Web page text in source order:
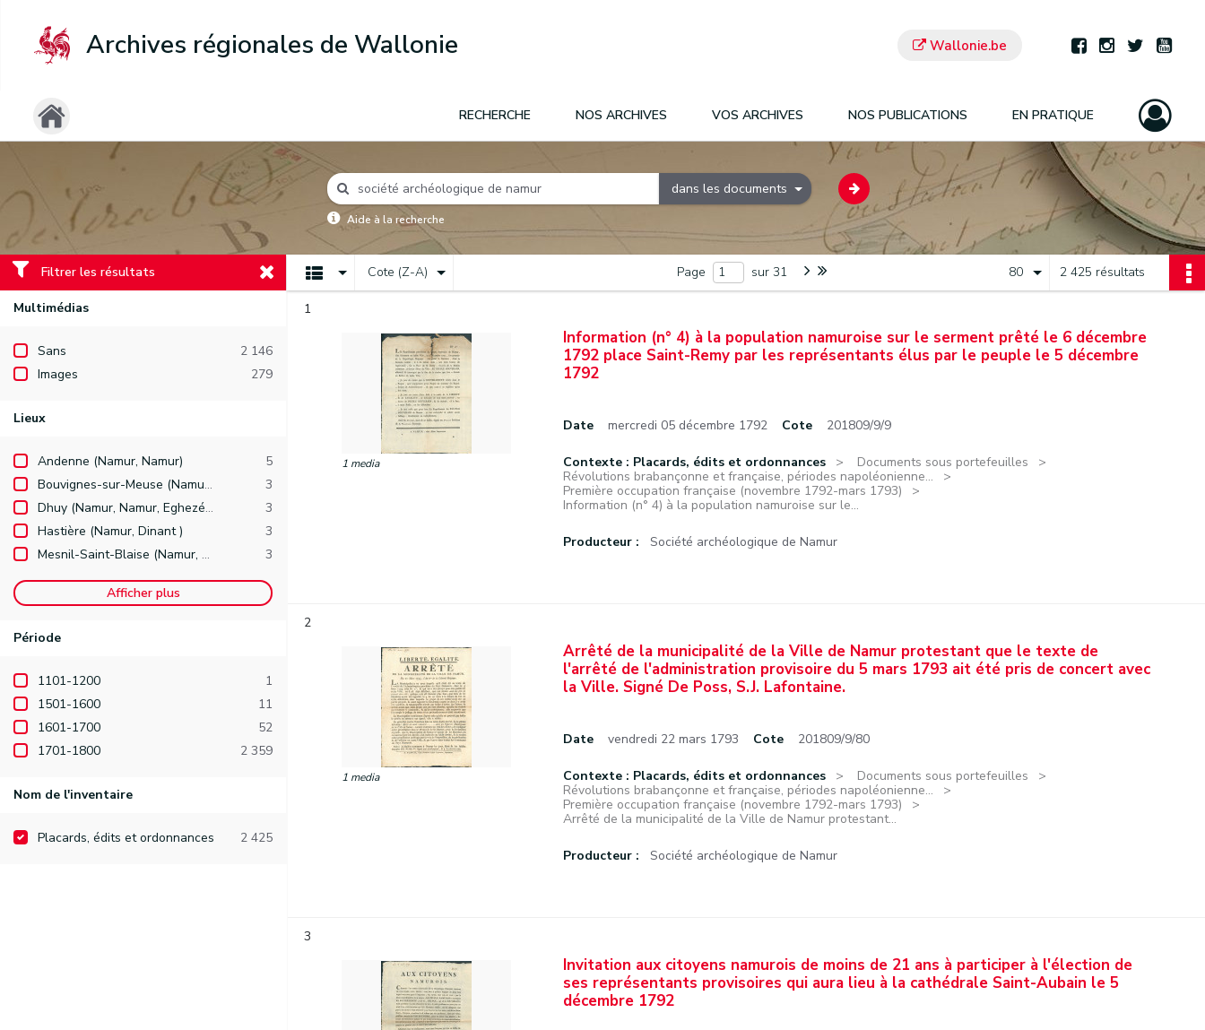
Archives régionales de Wallonie Wallonie.be
RECHERCHE NOS ARCHIVES VOS ARCHIVES NOS PUBLICATIONS EN PRATIQUE
dans les documents
Aide à la recherche
Filtrer les résultats
Multimédias
Sans
2 146
Images
279
Lieux
Andenne (Namur, Namur)
5
Bouvignes-sur-Meuse (Namur, Dinant, Dinant )
3
Dhuy (Namur, Namur, Eghezée )
3
Hastière (Namur, Dinant )
3
Mesnil-Saint-Blaise (Namur, Dinant, Houyet )
3
Afficher plus
Période
1101-1200
1
1501-1600
11
1601-1700
52
1701-1800
2 359
Nom de l'inventaire
Placards, édits et ordonnances 2 425
Cote (Z-A) Page sur 31 2 425 résultats
80
1
1 media
Information (n° 4) à la population namuroise sur le serment prêté le 6 décembre
1792 place Saint-Remy par les représentants élus par le peuple le 5 décembre
1792
Date mercredi 05 décembre 1792 Cote 201809/9/9
Contexte : Placards, édits et ordonnances
Documents sous portefeuilles
Révolutions brabançonne et française, périodes napoléonienne...
Première occupation française (novembre 1792-mars 1793)
Information (n° 4) à la population namuroise sur le...
Producteur : Société archéologique de Namur
2
1 media
Arrêté de la municipalité de la Ville de Namur protestant que le texte de
l'arrêté de l'administration provisoire du 5 mars 1793 ait été pris de concert avec
la Ville. Signé De Poss, S.J. Lafontaine.
Date vendredi 22 mars 1793 Cote 201809/9/80
Contexte : Placards, édits et ordonnances
Documents sous portefeuilles
Révolutions brabançonne et française, périodes napoléonienne...
Première occupation française (novembre 1792-mars 1793)
Arrêté de la municipalité de la Ville de Namur protestant...
Producteur : Société archéologique de Namur
3
Invitation aux citoyens namurois de moins de 21 ans à participer à l'élection de
ses représentants provisoires qui aura lieu à la cathédrale Saint-Aubain le 5
décembre 1792